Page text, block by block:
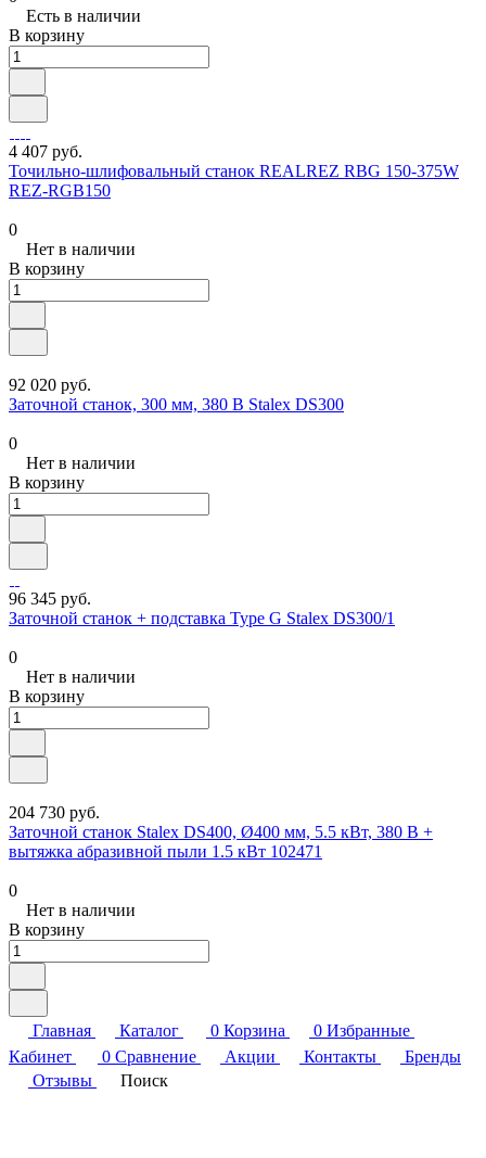
Есть в наличии
В корзину
4 407 руб.
Точильно-шлифовальный станок REALREZ RBG 150-375W
REZ-RGB150
0
Нет в наличии
В корзину
92 020 руб.
Заточной станок, 300 мм, 380 В Stalex DS300
0
Нет в наличии
В корзину
96 345 руб.
Заточной станок + подставка Type G Stalex DS300/1
0
Нет в наличии
В корзину
204 730 руб.
Заточной станок Stalex DS400, Ø400 мм, 5.5 кВт, 380 В +
вытяжка абразивной пыли 1.5 кВт 102471
0
Нет в наличии
В корзину
Главная Каталог 0 Корзина 0 Избранные
Кабинет
0 Сравнение Акции Контакты
Бренды
Отзывы
Поиск